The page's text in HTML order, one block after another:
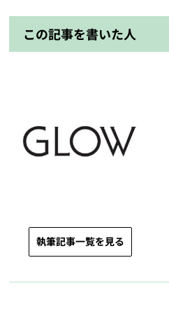
この記事を書いた人
執筆記事一覧を見る